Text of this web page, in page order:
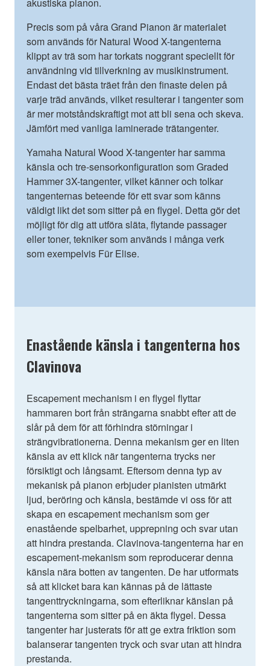
Precis som på våra Grand Pianon är materialet
som används för Natural Wood X-tangenterna
klippt av trä som har torkats noggrant speciellt för
användning vid tillverkning av musikinstrument.
Endast det bästa träet från den finaste delen på
varje träd används, vilket resulterar i tangenter som
är mer motståndskraftigt mot att bli sena och skeva.
Jämfört med vanliga laminerade trätangenter.
Yamaha Natural Wood X-tangenter har samma
känsla och tre-sensorkonfiguration som Graded
Hammer 3X-tangenter, vilket känner och tolkar
tangenternas beteende för ett svar som känns
väldigt likt det som sitter på en flygel. Detta gör det
möjligt för dig att utföra släta, flytande passager
eller toner, tekniker som används i många verk
som exempelvis Für Elise.
Enastående känsla i tangenterna hos
Clavinova
Escapement mechanism i en flygel flyttar
hammaren bort från strängarna snabbt efter att de
slår på dem för att förhindra störningar i
strängvibrationerna. Denna mekanism ger en liten
känsla av ett klick när tangenterna trycks ner
försiktigt och långsamt. Eftersom denna typ av
mekanisk på pianon erbjuder pianisten utmärkt
ljud, beröring och känsla, bestämde vi oss för att
skapa en escapement mechanism som ger
enastående spelbarhet, upprepning och svar utan
att hindra prestanda. Clavinova-tangenterna har en
escapement-mekanism som reproducerar denna
känsla nära botten av tangenten. De har utformats
så att klicket bara kan kännas på de lättaste
tangenttryckningarna, som efterliknar känslan på
tangenterna som sitter på en äkta flygel. Dessa
tangenter har justerats för att ge extra friktion som
balanserar tangenten tryck och svar utan att hindra
prestanda.